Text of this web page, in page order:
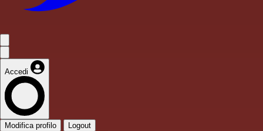
Accedi
Modifica profilo Logout